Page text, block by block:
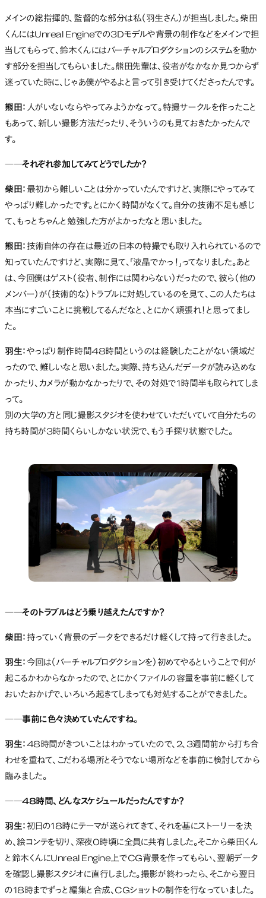
メインの総指揮的、監督的な部分は私（羽生さん）が担当しました。柴田
くんにはUnreal Engineでの3Dモデルや背景の制作などをメインで担
当してもらって、鈴木くんにはバーチャルプロダクションのシステムを動か
す部分を担当してもらいました。熊田先輩は、役者がなかなか見つからず
迷っていた時に、じゃあ僕がやるよと言って引き受けてくださったんです。
熊田： 人がいないならやってみようかなって。特撮サークルを作ったこと
もあって、新しい撮影方法だったり、そういうのも見ておきたかったんで
す。
――それぞれ参加してみてどうでしたか？
柴田： 最初から難しいことは分かっていたんですけど、実際にやってみて
やっぱり難しかったです。とにかく時間がなくて。自分の技術不足も感じ
て、もっとちゃんと勉強した方がよかったなと思いました。
熊田： 技術自体の存在は最近の日本の特撮でも取り入れられているので
知っていたんですけど、実際に見て、「液晶でかっ！」ってなりました。あと
は、今回僕はゲスト（役者、制作には関わらない）だったので、彼ら（他の
メンバー）が（技術的な）トラブルに対処しているのを見て、この人たちは
本当にすごいことに挑戦してるんだなと、とにかく頑張れ！と思ってまし
た。
羽生： やっぱり制作時間48時間というのは経験したことがない領域だ
ったので、難しいなと思いました。実際、持ち込んだデータが読み込めな
かったり、カメラが動かなかったりで、その対処で1時間半も取られてしま
って。
別の大学の方と同じ撮影スタジオを使わせていただいていて自分たちの
持ち時間が3時間くらいしかない状況で、もう手探り状態でした。
――そのトラブルはどう乗り越えたんですか？
柴田： 持っていく背景のデータをできるだけ軽くして持って行きました。
羽生： 今回は（バーチャルプロダクションを）初めてやるということで何が
起こるかわからなかったので、とにかくファイルの容量を事前に軽くして
おいたおかげで、いろいろ起きてしまっても対処することができました。
――事前に色々決めていたんですね。
羽生： 48時間がきついことはわかっていたので、2、3週間前から打ち合
わせを重ねて、こだわる場所とそうでない場所などを事前に検討してから
臨みました。
――48時間、どんなスケジュールだったんですか？
羽生： 初日の18時にテーマが送られてきて、それを基にストーリーを決
め、絵コンテを切り、深夜0時頃に全員に共有しました。そこから柴田くん
と鈴木くんにUnreal Engine上でCG背景を作ってもらい、翌朝データ
を確認し撮影スタジオに直行しました。撮影が終わったら、そこから翌日
の18時までずっと編集と合成、CGショットの制作を行なっていました。